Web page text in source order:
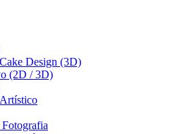
Design (3D)
(2D / 3D)